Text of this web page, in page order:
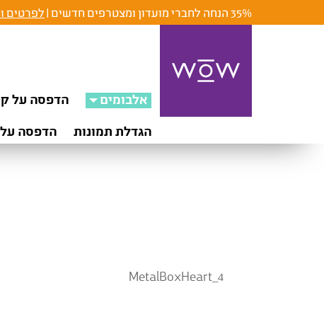
35% הנחה לחברי מועדון ומצטרפים חדשים | לפרטים
אלבומים הדפסה על
הגדלת תמונות
הדפסה על
MetalBoxHeart_4